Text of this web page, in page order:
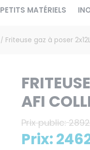
PETITS MATÉRIELS
/ Friteuse gaz à poser
AFI
Prix public:
Prix: